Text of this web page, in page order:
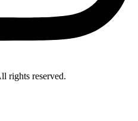
rights reserved.